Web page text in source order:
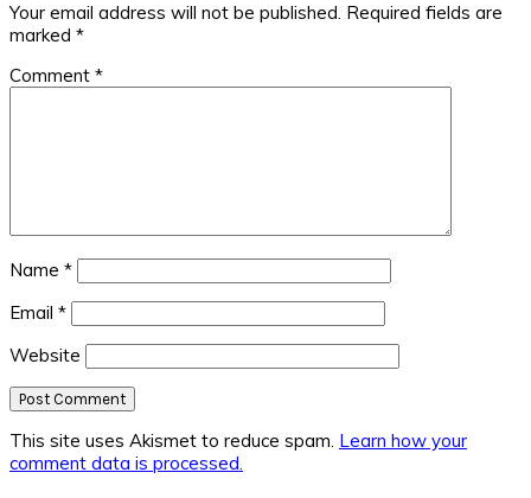
Your email address will not be published. Required fields are
marked *
Comment *
Name *
Email *
Website
This site uses Akismet to reduce spam. Learn how your
comment data is processed.